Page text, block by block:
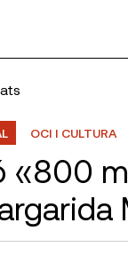
OCI I CULTURA
«800